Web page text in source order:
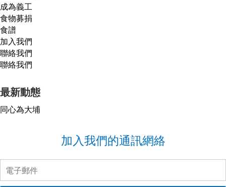
成為義工
食物募捐
食譜
加入我們
聯絡我們
聯絡我們
最新動態
同心為大埔
加入我們的通訊網絡